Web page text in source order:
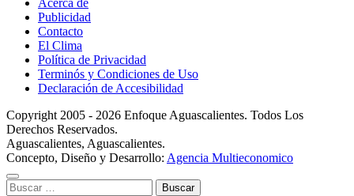
Publicidad
Contacto
El Clima
Política de Privacidad
Terminós y Condiciones de Uso
Declaración de Accesibilidad
Copyright 2005 - 2026 Enfoque Aguascalientes. Todos Los
Derechos Reservados.
Aguascalientes, Aguascalientes.
Concepto, Diseño y Desarrollo: Agencia Multieconomico
Buscar: